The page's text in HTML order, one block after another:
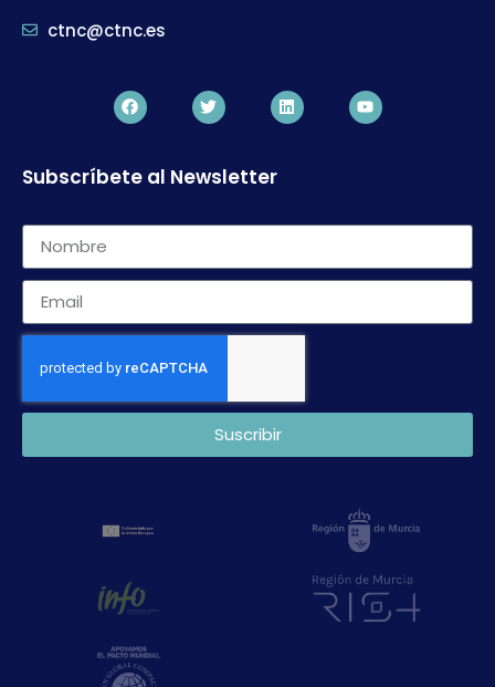
ctnc@ctnc.es
Subscríbete al Newsletter
Suscribir